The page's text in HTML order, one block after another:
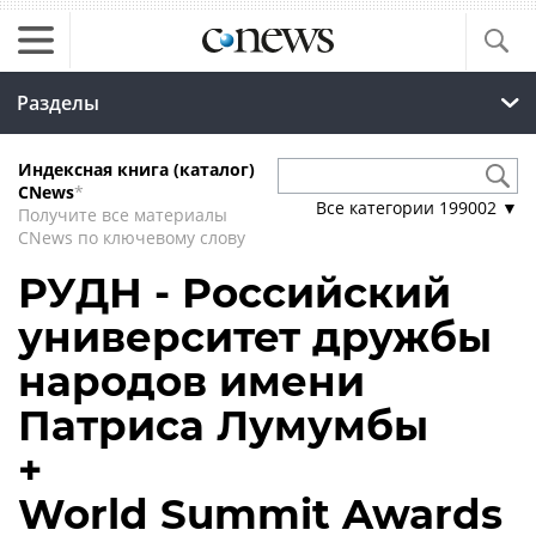
Разделы
Индексная книга (каталог)
CNews*
Получите все материалы
CNews по ключевому слову
Все категории 199002 ▼
РУДН - Российский
университет дружбы
народов имени
Патриса Лумумбы
+
World Summit Awards